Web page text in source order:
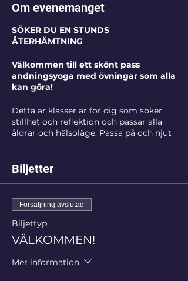
Om evenemanget
SÖKER DU EN STUNDS
ÅTERHÄMTNING
Välkommen till ett skönt pass
andningsyoga med övningar som alla
kan göra!
Detta är klasser är för dig som söker
stillhet och reflektion och passar alla
åldrar och hälsoläge. Passa på och njut
fika/soppa i retreatcentrets café eller
ett stopp på charmiga restaurangen
Kom som du är, du behöver inte byta
om!
Välkommen!
Lärare
Biljetter
Försäljning avslutad
Biljettyp
VÄLKOMMEN!
Mer information